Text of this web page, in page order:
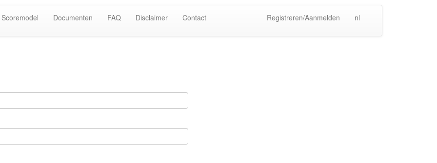
Scoremodel Documenten FAQ Disclaimer Contact Registreren/Aanmelden nl